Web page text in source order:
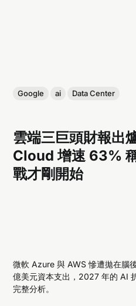
Google ai Data Center
雲端三巨頭財報出
Cloud 增速 63%
戰才剛開始
微軟 Azure 與 AWS 慘遭拋在腦
億美元資本支出，2027 年的 AI
完整分析。